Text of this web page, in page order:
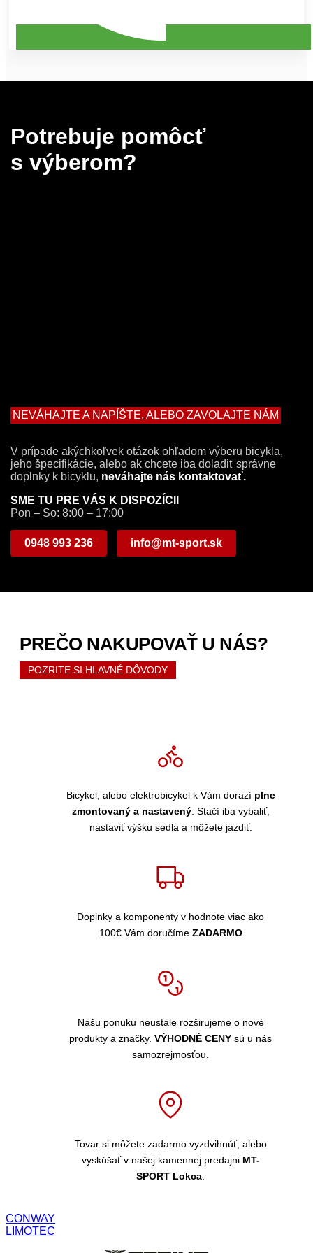
Potrebuje pomôcť
s výberom?
NEVÁHAJTE A NAPÍŠTE, ALEBO ZAVOLAJTE NÁM
V prípade akýchkoľvek otázok ohľadom výberu bicykla,
jeho špecifikácie, alebo ak chcete iba doladiť správne
doplnky k bicyklu, neváhajte nás kontaktovať.
SME TU PRE VÁS K DISPOZÍCII
Pon – So: 8:00 – 17:00
0948 993 236 info@mt-sport.sk
PREČO NAKUPOVAŤ U NÁS?
POZRITE SI HLAVNÉ DÔVODY
Bicykel, alebo elektrobicykel k Vám dorazí plne
zmontovaný a nastavený. Stačí iba vybaliť,
nastaviť výšku sedla a môžete jazdiť.
Doplnky a komponenty v hodnote viac ako
100€ Vám doručíme ZADARMO
Našu ponuku neustále rozširujeme o nové
produkty a značky. VÝHODNÉ CENY sú u nás
samozrejmosťou.
Tovar si môžete zadarmo vyzdvihnúť, alebo
vyskúšať v našej kamennej predajni MT-
SPORT Lokca
CONWAY
LIMOTEC